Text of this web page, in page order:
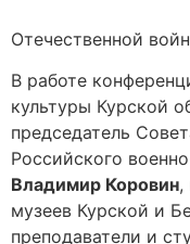
Отечественной
В работе
культуры Курской
председатель
Российского
Владимир Коровин,
музеев Курской и
преподаватели и